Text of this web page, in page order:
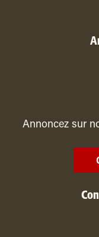
Annoncez sur